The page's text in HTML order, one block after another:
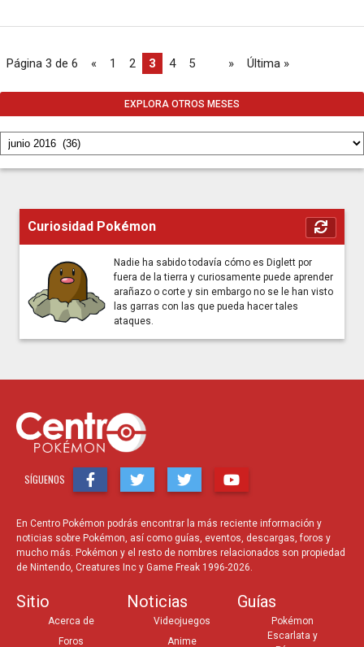
Página 3 de 6 « 1 2 3 4 5 » Última »
EXPLORA OTROS MESES
Curiosidad Pokémon
Nadie ha sabido todavía cómo es Diglett por
fuera de la tierra y curiosamente puede aprender
arañazo o corte y sin embargo no se le han visto
las garras con las que pueda hacer tales
ataques.
SÍGUENOS
En Centro Pokémon podrás encontrar la más reciente información y
noticias sobre Pokémon, así como guías, eventos, descargas, foros y
mucho más. Pokémon y el resto de nombres relacionados son propiedad
de Nintendo, Creatures Inc y Game Freak 1996-2026.
Sitio
Acerca de
Foros
Noticias
Videojuegos
Anime
Guías
Pokémon
Escarlata y